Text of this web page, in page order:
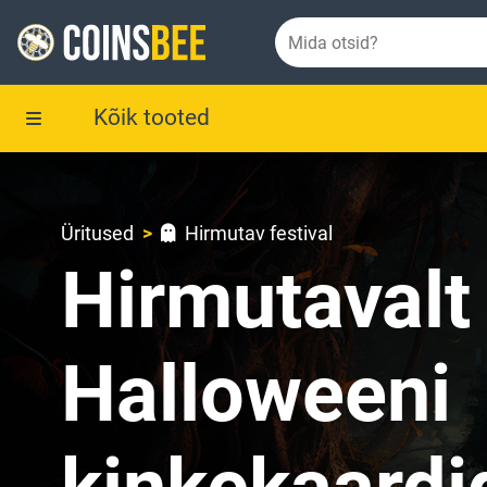
Kõik tooted
Üritused Hirmutav festival
Halloweeni